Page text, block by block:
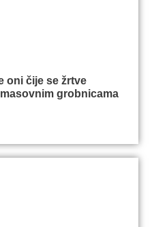
oni čije se žrtve
grobnicama